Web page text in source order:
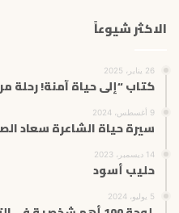
الاكثر شيوعاً
26 يناير، 2025
كتاب “إلى حياة آمنة!
9 أغسطس، 2024
سيرة حياة الشاعرة سعاد
14 ديسمبر، 2023
حليب أسود
5 يوليو، 2024